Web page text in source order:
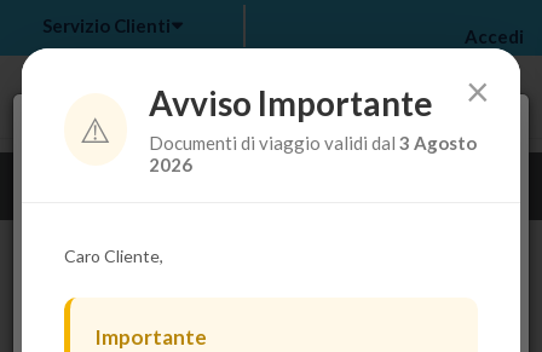
my bookings >
Servizio Clienti Accedi
×
⚠️
Avviso Importante
Documenti di viaggio validi dal3 Agosto
2026
Caro Cliente,
Importante
Tra pochi secondi troverai il prezzo più basso per la
tua crociera.